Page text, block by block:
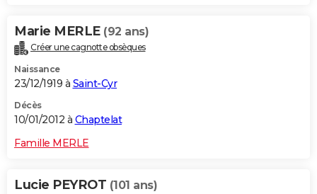
Marie MERLE (92 ans)
Créer une cagnotte obsèques
Naissance
23/12/1919 à Saint-Cyr
Décès
10/01/2012 à Chaptelat
Famille MERLE
Lucie PEYROT (101 ans)